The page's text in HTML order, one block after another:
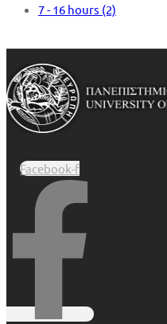
7 - 16 hours (2)
Facebook-f